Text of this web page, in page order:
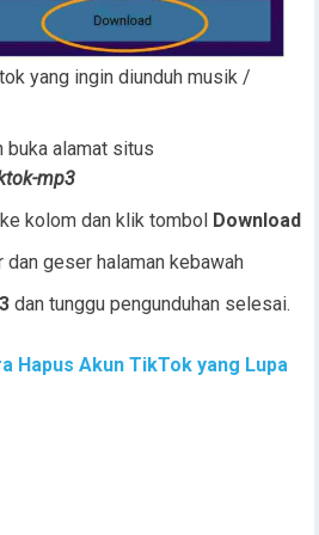
yang ingin diunduh musik /
buka alamat situs
mp3
kolom dan klik tombol Download
geser halaman kebawah
dan tunggu pengunduhan selesai.
Hapus Akun TikTok yang Lupa